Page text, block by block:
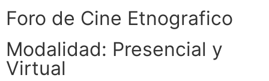
Foro de Cine Etnografico
Modalidad: Presencial y
Virtual